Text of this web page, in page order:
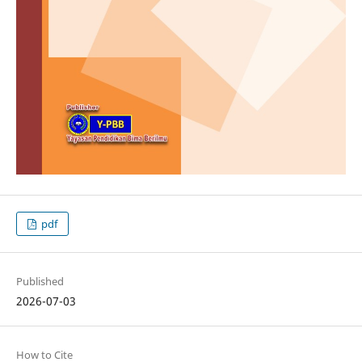
pdf
Published
2026-07-03
How to Cite